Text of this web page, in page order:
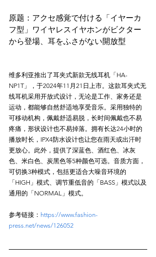
原题：アクセ感覚で付ける「イヤーカ
フ型」ワイヤレスイヤホンがビクター
维多利亚推出了耳夹式新款无线耳机「HA-
NP1T」，于2024年11月21日上市。这款耳夹式无
线耳机采用开放式设计，无论是工作、家务还是
运动，都能够自然舒适地享受音乐。采用独特的
可移动机构，佩戴舒适易脱，长时间佩戴也不易
疼痛，形状设计也不易掉落。拥有长达24小时的
播放时长，IPX4防水设计也让您在雨天或出汗时
更放心。此外，提供了深蓝色、酒红色、冰灰
色、米白色、炭黑色等5种颜色可选。音质方面，
可切换3种模式，包括更适合大噪音环境的
「HIGH」模式、调节重低音的「BASS」模式以及
参考链接： https://www.fashion-
press.net/news/126052